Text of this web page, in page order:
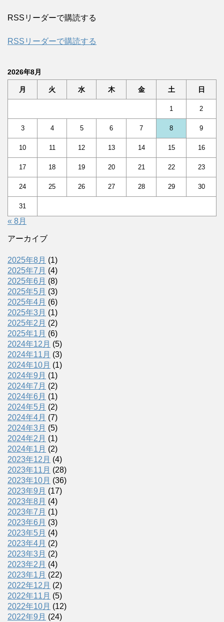
RSSリーダーで購読する
RSSリーダーで購読する
2026年8月
月 火 水 木 金 土 日
1 2
3 4 5 6 7 8 9
10 11 12 13 14 15 16
17 18 19 20 21 22 23
24 25 26 27 28 29 30
31
« 8月
アーカイブ
2025年8月 (1)
2025年7月 (4)
2025年6月 (8)
2025年5月 (3)
2025年4月 (6)
2025年3月 (1)
2025年2月 (2)
2025年1月 (6)
2024年12月 (5)
2024年11月 (3)
2024年10月 (1)
2024年9月 (1)
2024年7月 (2)
2024年6月 (1)
2024年5月 (2)
2024年4月 (7)
2024年3月 (5)
2024年2月 (1)
2024年1月 (2)
2023年12月 (4)
2023年11月 (28)
2023年10月 (36)
2023年9月 (17)
2023年8月 (4)
2023年7月 (1)
2023年6月 (3)
2023年5月 (4)
2023年4月 (2)
2023年3月 (2)
2023年2月 (4)
2023年1月 (22)
2022年12月 (2)
2022年11月 (5)
2022年10月 (12)
2022年9月 (24)